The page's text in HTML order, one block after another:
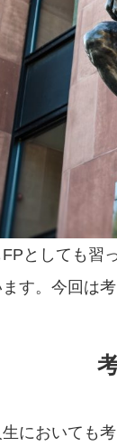
としても習
す。今回は
においても